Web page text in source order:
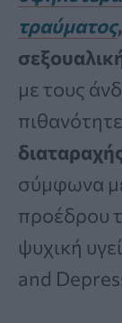
τραύματος,
με τους
σύμφωνα
προέδρου
ψυχική
and